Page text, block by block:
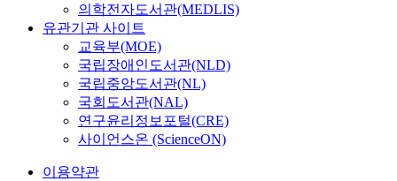
의학전자도서관(MEDLIS)
유관기관 사이트
교육부(MOE)
국립장애인도서관(NLD)
국립중앙도서관(NL)
국회도서관(NAL)
연구윤리정보포털(CRE)
사이언스온 (ScienceON)
이용약관